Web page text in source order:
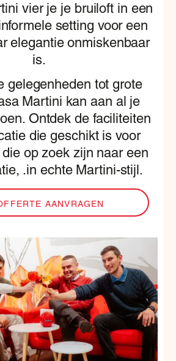
vier je je bruiloft in een
setting voor een
elegantie onmiskenbaar
is.
gelegenheden tot grote
Martini kan aan al je
Ontdek de faciliteiten
die geschikt is voor
op zoek zijn naar een
.in echte Martini-stijl.
AANVRAGEN